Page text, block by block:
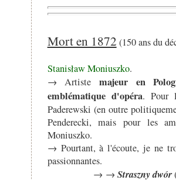
Mort en 1872 (150 ans du
Stanisław Moniuszko.
→ Artiste majeur en
emblématique d'opéra. Pour
Paderewski (en outre
Penderecki, mais pour les
Moniuszko.
→ Pourtant, à l'écoute, je ne
passionnantes.
→ → Straszny dwór